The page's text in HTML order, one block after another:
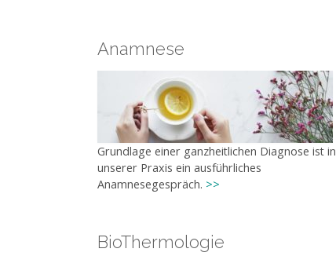
Anamnese
Grundlage einer ganzheitlichen Diagnose ist in
unserer Praxis ein ausführliches
Anamnesegespräch. >>
BioThermologie